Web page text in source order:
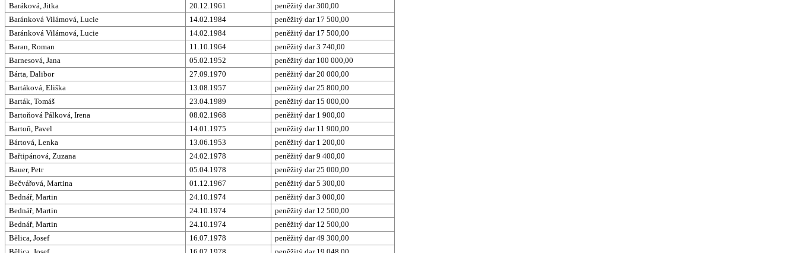
Baráková, Jitka
20.12.1961
peněžitý dar 300,00
Baránková Vilámová, Lucie
14.02.1984
peněžitý dar 17 500,00
Baránková Vilámová, Lucie
14.02.1984
peněžitý dar 17 500,00
Baran, Roman
11.10.1964
peněžitý dar 3 740,00
Barnesová, Jana
05.02.1952
peněžitý dar 100 000,00
Bárta, Dalibor
27.09.1970
peněžitý dar 20 000,00
Bartáková, Eliška
13.08.1957
peněžitý dar 25 800,00
Barták, Tomáš
23.04.1989
peněžitý dar 15 000,00
Bartoňová Pálková, Irena
08.02.1968
peněžitý dar 1 900,00
Bartoň, Pavel
14.01.1975
peněžitý dar 11 900,00
Bártová, Lenka
13.06.1953
peněžitý dar 1 200,00
Bařtipánová, Zuzana
24.02.1978
peněžitý dar 9 400,00
Bauer, Petr
05.04.1978
peněžitý dar 25 000,00
Bečvářová, Martina
01.12.1967
peněžitý dar 5 300,00
Bednář, Martin
24.10.1974
peněžitý dar 3 000,00
Bednář, Martin
24.10.1974
peněžitý dar 12 500,00
Bednář, Martin
24.10.1974
peněžitý dar 12 500,00
Bělica, Josef
16.07.1978
peněžitý dar 49 300,00